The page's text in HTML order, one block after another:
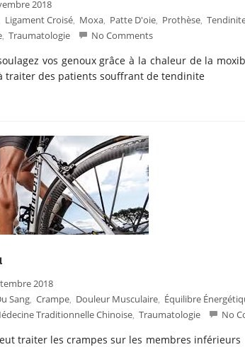
2018
Ligament Croisé Moxa Patte D'oie Prothèse
Traumatologie No Comments
vos genoux grâce à la chaleur de la
traiter des patients souffrant de tendinite
2018
Sang Crampe Douleur Musculaire Équilibre
Traditionnelle Chinoise Traumatologie No
traiter les crampes sur les membres